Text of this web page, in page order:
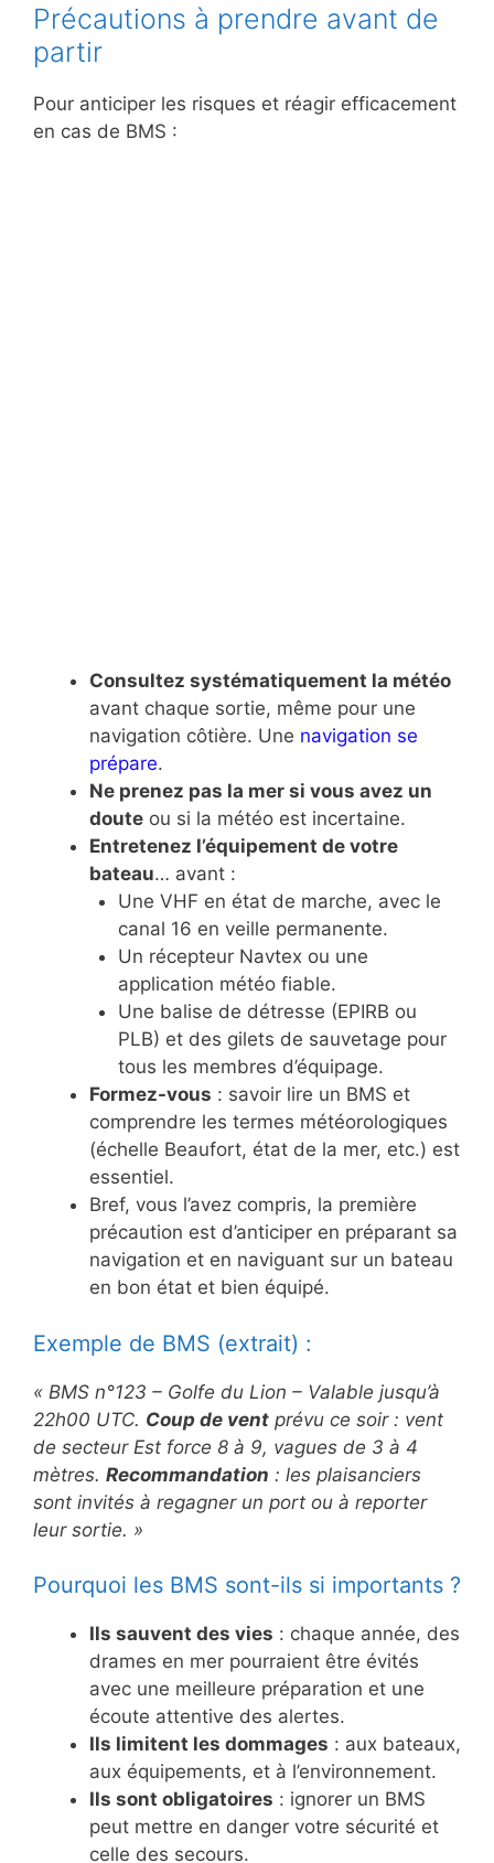
Précautions à prendre avant de
partir
Pour anticiper les risques et réagir efficacement
en cas de BMS :
Consultez systématiquement la météo
avant chaque sortie, même pour une
navigation côtière. Une navigation se
prépare.
Ne prenez pas la mer si vous avez un
doute ou si la météo est incertaine.
Entretenez l’équipement de votre
bateau… avant :
Une VHF en état de marche, avec le
canal 16 en veille permanente.
Un récepteur Navtex ou une
application météo fiable.
Une balise de détresse (EPIRB ou
PLB) et des gilets de sauvetage pour
tous les membres d’équipage.
Formez-vous : savoir lire un BMS et
comprendre les termes météorologiques
(échelle Beaufort, état de la mer, etc.) est
essentiel.
Bref, vous l’avez compris, la première
précaution est d’anticiper en préparant sa
navigation et en naviguant sur un bateau
en bon état et bien équipé.
Exemple de BMS (extrait) :
« BMS n°123 – Golfe du Lion – Valable jusqu’à
22h00 UTC. Coup de vent prévu ce soir : vent
de secteur Est force 8 à 9, vagues de 3 à 4
mètres. Recommandation : les plaisanciers
sont invités à regagner un port ou à reporter
leur sortie. »
Pourquoi les BMS sont-ils si importants ?
Ils sauvent des vies : chaque année, des
drames en mer pourraient être évités
avec une meilleure préparation et une
écoute attentive des alertes.
Ils limitent les dommages : aux bateaux,
aux équipements, et à l’environnement.
Ils sont obligatoires : ignorer un BMS
peut mettre en danger votre sécurité et
celle des secours.